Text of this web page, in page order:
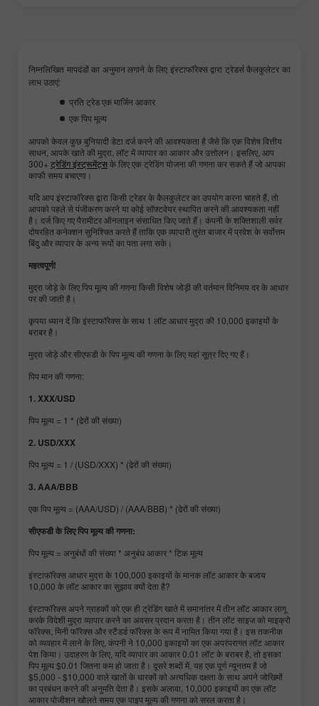
निम्नलिखित मापदंडों का अनुमान लगाने के लिए इंस्टाफॉरेक्स द्वारा ट्रेडर्स कैलकुलेटर का
लाभ उठाएं:
प्रति ट्रेड एक मार्जिन आकार
एक पिप मूल्य
आपको केवल कुछ बुनियादी डेटा दर्ज करने की आवश्यकता है जैसे कि एक विशेष वित्तीय
साधन, आपके खाते की मुद्रा, लॉट में व्यापार का आकार और उत्तोलन। इसलिए, आप
300+ ट्रेडिंग इंस्ट्रूमेंट्सके लिए एक ट्रेडिंग योजना की गणना कर सकते हैं जो आपका
काफी समय बचाएगा।
यदि आप इंस्टाफॉरेक्स द्वारा किसी ट्रेडर के कैलकुलेटर का उपयोग करना चाहते हैं, तो
आपको पहले से पंजीकरण करने या कोई सॉफ़्टवेयर स्थापित करने की आवश्यकता नहीं
है। दर्ज किए गए पैरामीटर ऑनलाइन संसाधित किए जाते हैं। कंपनी के शक्तिशाली सर्वर
दोषरहित कनेक्शन सुनिश्चित करते हैं ताकि एक व्यापारी तुरंत बाजार में प्रवेश के सर्वोत्तम
बिंदु और व्यापार के अन्य रूपों का पता लगा सके।
महत्वपूर्ण!
मुद्रा जोड़े के लिए पिप मूल्य की गणना किसी विशेष जोड़ी की वर्तमान विनिमय दर के आधार
पर की जाती है।
कृपया ध्यान दें कि इंस्टाफॉरेक्स के साथ 1 लॉट आधार मुद्रा की 10,000 इकाइयों के
बराबर है।
मुद्रा जोड़े और सीएफडी के पिप मूल्य की गणना के लिए यहां सूत्र दिए गए हैं।
पिप मान की गणना:
1. XXX/USD
पिप मूल्य = 1 * (ढेरों की संख्या)
2. USD/XXX
पिप मूल्य = 1 / (USD/XXX) * (ढेरों की संख्या)
3. AAA/BBB
एक पिप मूल्य = (AAA/USD) / (AAA/BBB) * (ढेरों की संख्या)
सीएफडी के लिए पिप मूल्य की गणना:
पिप मूल्य = अनुबंधों की संख्या * अनुबंध आकार * टिक मूल्य
इंस्टाफॉरेक्स आधार मुद्रा के 100,000 इकाइयों के मानक लॉट आकार के बजाय
10,000 के लॉट आकार का सुझाव क्यों देता है?
इंस्टाफॉरेक्स अपने ग्राहकों को एक ही ट्रेडिंग खाते में समानांतर में तीन लॉट आकार लागू
करके विदेशी मुद्रा व्यापार करने का अवसर प्रदान करता है। तीन लॉट साइज को माइक्रो
फॉरेक्स, मिनी फॉरेक्स और स्टैंडर्ड फॉरेक्स के रूप में नामित किया गया है। इस तकनीक
को व्यवहार में लाने के लिए, कंपनी ने 10,000 इकाइयों का एक अपरंपरागत लॉट आकार
पेश किया। उदाहरण के लिए, यदि व्यापार का आकार 0.01 लॉट के बराबर है, तो इसका
पिप मूल्य $0.01 जितना कम हो जाता है। दूसरे शब्दों में, यह एक पूर्ण न्यूनतम है जो
$5,000 - $10,000 वाले खातों के धारकों को अत्यधिक दक्षता के साथ अपने जोखिमों
का प्रबंधन करने की अनुमति देता है। इसके अलावा, 10,000 इकाइयों का एक लॉट
आकार पोजीशन खोलते समय एक पाइप मूल्य की गणना को सरल करता है।